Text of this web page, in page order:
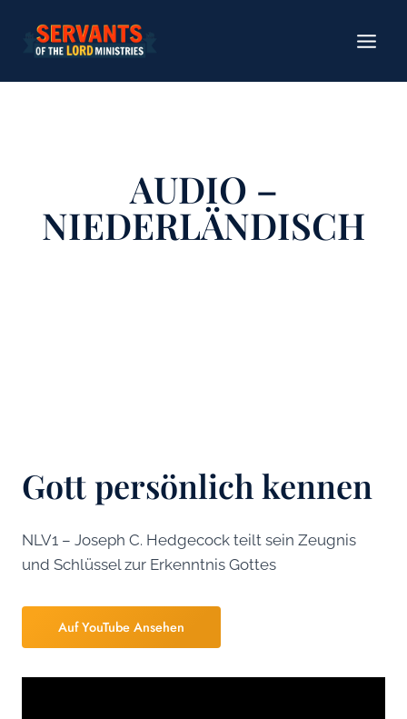
Inhalt
springen
AUDIO –
NIEDERLÄNDISCH
Gott persönlich kennen
NLV1 – Joseph C. Hedgecock teilt sein Zeugnis
und Schlüssel zur Erkenntnis Gottes
Auf YouTube Ansehen